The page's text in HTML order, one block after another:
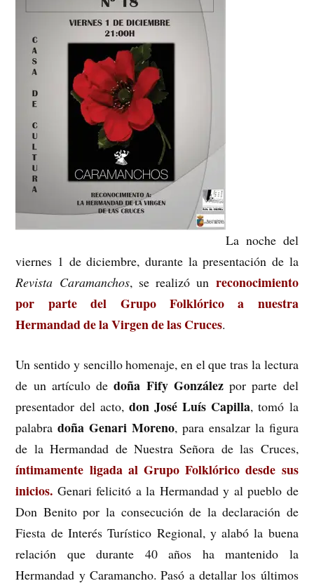
La noche del
viernes 1 de diciembre, durante la presentación de la
Revista Caramanchos, se realizó un reconocimiento
por parte del Grupo Folklórico a nuestra
Hermandad de la Virgen de las Cruces.
Un sentido y sencillo homenaje, en el que tras la lectura
de un artículo dedoña Fify Gonzálezpor parte del
presentador del acto, don José Luís Capilla, tomó la
palabradoña Genari Moreno, para ensalzar la figura
de la Hermandad de Nuestra Señora de las Cruces,
íntimamente ligada al Grupo Folklórico desde sus
inicios. Genari felicitó a la Hermandad y al pueblo de
Don Benito por la consecución de la declaración de
Fiesta de Interés Turístico Regional, y alabó la buena
relación que durante 40 años ha mantenido la
Hermandad y Caramancho. Pasó a detallar los últimos